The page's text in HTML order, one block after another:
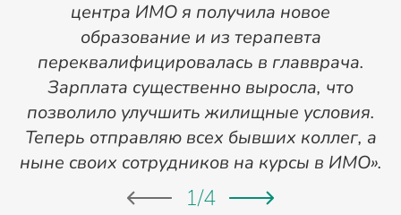
центра ИМО я получила новое
образование и из терапевта
переквалифицировалась в главврача.
Зарплата существенно выросла, что
позволило улучшить жилищные условия.
Теперь отправляю всех бывших коллег, а
ныне своих сотрудников на курсы в ИМО».
1/4